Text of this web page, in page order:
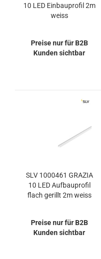
10 LED Einbauprofil 2m
weiss
Preise nur für B2B
Kunden sichtbar
SLV 1000461 GRAZIA
10 LED Aufbauprofil
flach gerillt 2m weiss
Preise nur für B2B
Kunden sichtbar